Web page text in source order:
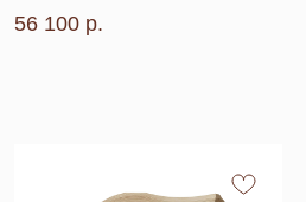
56 100 р.